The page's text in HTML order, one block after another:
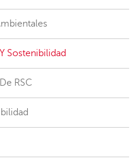
Sostenibilidad
RSC